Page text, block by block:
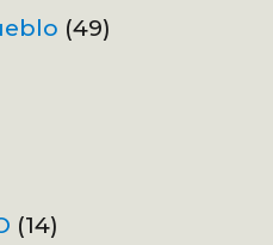
(49)
(14)